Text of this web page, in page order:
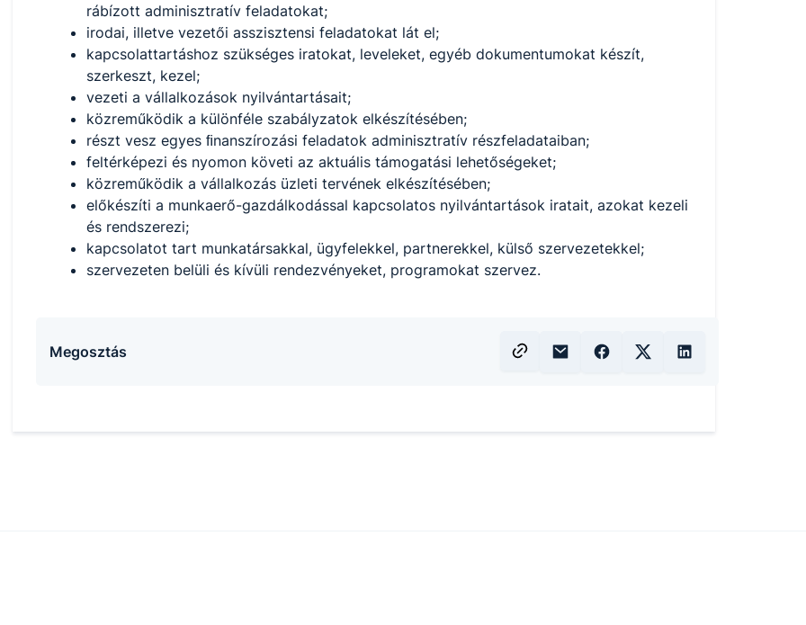
rábízott adminisztratív feladatokat;
irodai, illetve vezetői asszisztensi feladatokat lát el;
kapcsolattartáshoz szükséges iratokat, leveleket, egyéb dokumentumokat készít,
szerkeszt, kezel;
vezeti a vállalkozások nyilvántartásait;
közreműködik a különféle szabályzatok elkészítésében;
részt vesz egyes ﬁnanszírozási feladatok adminisztratív részfeladataiban;
feltérképezi és nyomon követi az aktuális támogatási lehetőségeket;
közreműködik a vállalkozás üzleti tervének elkészítésében;
előkészíti a munkaerő-gazdálkodással kapcsolatos nyilvántartások iratait, azokat kezeli
és rendszerezi;
kapcsolatot tart munkatársakkal, ügyfelekkel, partnerekkel, külső szervezetekkel;
szervezeten belüli és kívüli rendezvényeket, programokat szervez.
Megosztás